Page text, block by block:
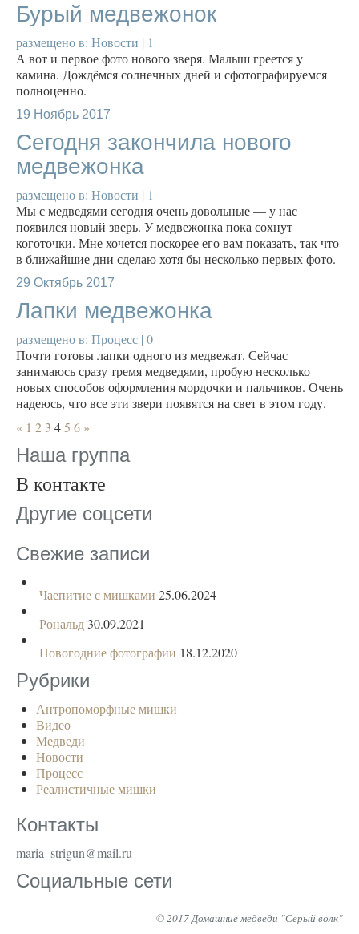
Бурый медвежонок
размещено в: Новости | 1
А вот и первое фото нового зверя. Малыш греется у
камина. Дождёмся солнечных дней и сфотографируемся
полноценно.
19 Ноябрь 2017
Сегодня закончила нового
медвежонка
размещено в: Новости | 1
Мы с медведями сегодня очень довольные — у нас
появился новый зверь. У медвежонка пока сохнут
коготочки. Мне хочется поскорее его вам показать, так что
в ближайшие дни сделаю хотя бы несколько первых фото.
29 Октябрь 2017
Лапки медвежонка
размещено в: Процесс | 0
Почти готовы лапки одного из медвежат. Сейчас
занимаюсь сразу тремя медведями, пробую несколько
новых способов оформления мордочки и пальчиков. Очень
надеюсь, что все эти звери появятся на свет в этом году.
« 1 2 3 45 6 »
Наша группа
В контакте
Другие соцсети
Свежие записи
Чаепитие с мишками 25.06.2024
Рональд 30.09.2021
Новогодние фотографии 18.12.2020
Рубрики
Антропоморфные мишки
Видео
Медведи
Новости
Процесс
Реалистичные мишки
Контакты
maria_strigun@mail.ru
Социальные сети
© 2017 Домашние медведи "Серый волк"